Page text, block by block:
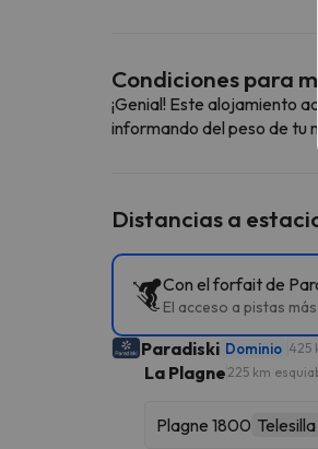
Condiciones para
¡Genial! Este alojamiento
informando del peso de tu
Distancias a
Con el forfait de
El acceso a pistas
Paradiski Dominio 425
La Plagne 225 km
Plagne 1800 Telesilla